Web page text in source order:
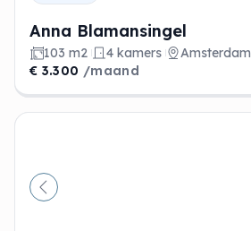
Anna Blamansingel
103 m2 4 kamers
Amsterdam
€ 3.300 /maand
Vorige